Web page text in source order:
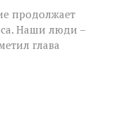
продолжает
Наши люди –
глава